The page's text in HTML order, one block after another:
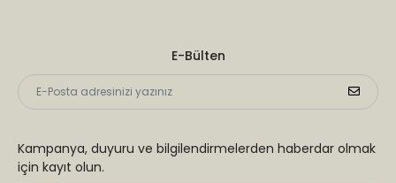
E-Bülten
Kampanya, duyuru ve bilgilendirmelerden haberdar olmak
için kayıt olun.